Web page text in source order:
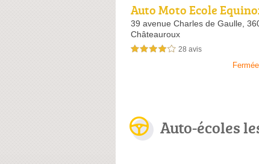
Auto Moto Ecole
uite
39 avenue Charles de Gaulle,
Châteauroux
4,0 étoiles sur 5 28 avis
Auto-écoles